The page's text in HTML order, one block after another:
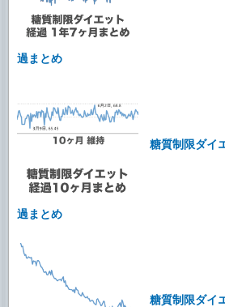
過まとめ
糖質制限ダイ
過まとめ
糖質制限ダイ